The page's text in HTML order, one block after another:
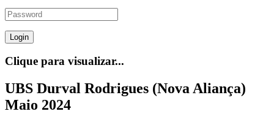
Clique para visualizar...
UBS Durval Rodrigues (Nova Aliança)
Maio 2024